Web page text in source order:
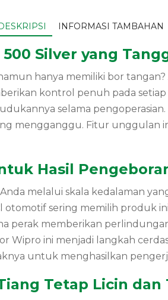
INFORMASI TAMBAHAN
Silver yang
hanya memiliki bor tangan?
kontrol penuh pada
selama
mengganggu. Fitur unggulan
Hasil
melalui skala kedalaman
otomotif sering memilih produk
perak memberikan
Wipro ini menjadi langkah
untuk menghasilkan
Tetap Licin dan